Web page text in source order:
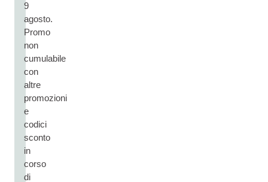
9
agosto.
Promo
non
cumulabile
con
altre
promozioni
e
codici
sconto
in
corso
di